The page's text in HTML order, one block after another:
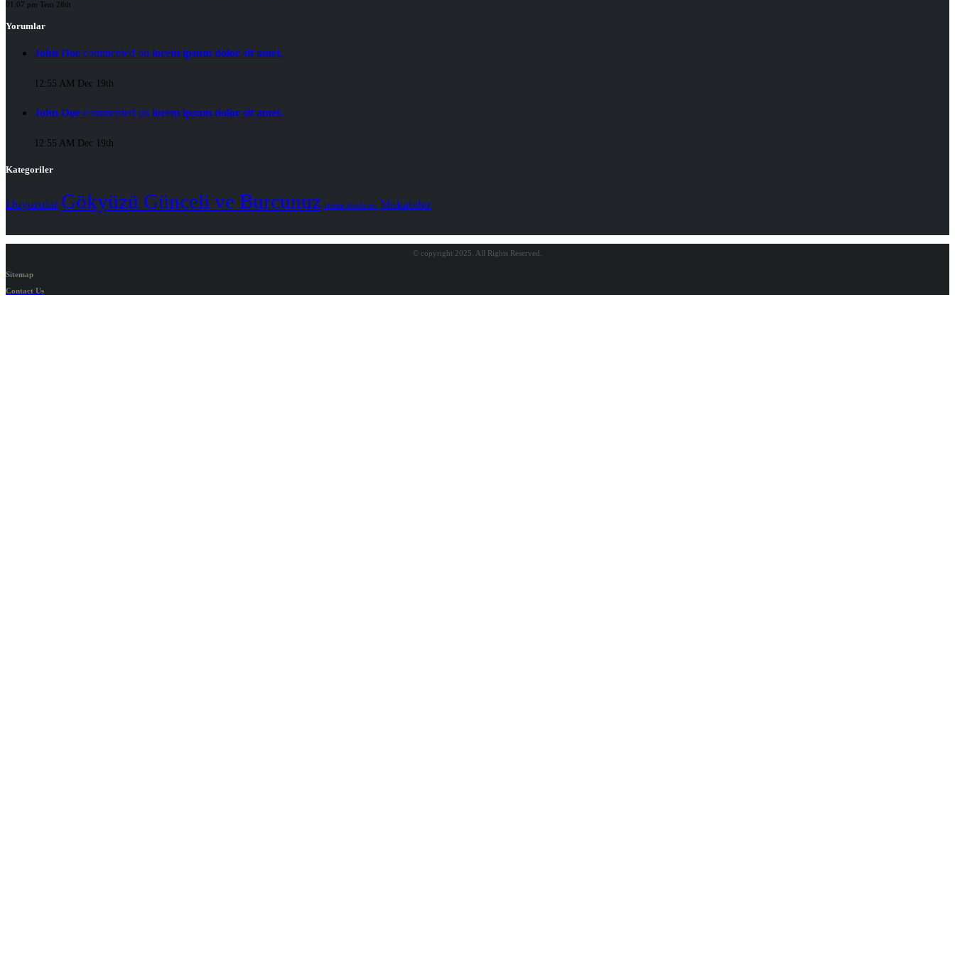
01:07 pm Tem 28th
Yorumlar
John Doe commented on lorem ipsum dolor sit amet.
12:55 AM Dec 19th
John Doe commented on lorem ipsum dolor sit amet.
12:55 AM Dec 19th
Kategoriler
Duyurular Gökyüzü Günceli ve Burcunuz Harita Analizleri Makaleler
© copyright 2025. All Rights Reserved.
Sitemap
Contact Us